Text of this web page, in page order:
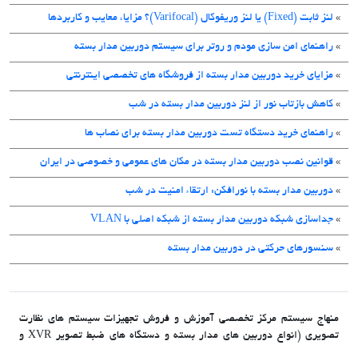
» لنز ثابت (Fixed) یا لنز وریفوکال (Varifocal)؟ مزایا، معایب و کاربردها
» راهنمای امن سازی مودم و روتر برای سیستم دوربین مدار بسته
» مزایای خرید دوربین مدار بسته از فروشگاه های تخصصی اینترنتی
» کاهش بازتاب نور از لنز دوربین مدار بسته در شب
» راهنمای خرید دستگاه تست دوربین مدار بسته برای نصاب ها
» قوانین نصب دوربین مدار بسته در مکان های عمومی و خصوصی در ایران
» دوربین مدار بسته با نورافکن: ارتقاء امنیت در شب
» جداسازی شبکه دوربین مدار بسته از شبکه اصلی با VLAN
» سنسورهای حرکتی در دوربین مدار بسته
منهاج سیستم مرکز تخصصی آموزش و فروش تجهیزات سیستم های نظارت
تصویری (انواع دوربین های مدار بسته و دستگاه های ضبط تصویر XVR و